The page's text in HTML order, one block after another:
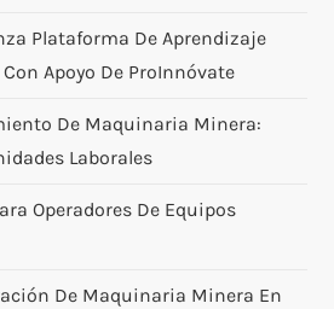
Plataforma De Aprendizaje
Apoyo De ProInnóvate
De Maquinaria Minera:
Laborales
Operadores De Equipos
De Maquinaria Minera En